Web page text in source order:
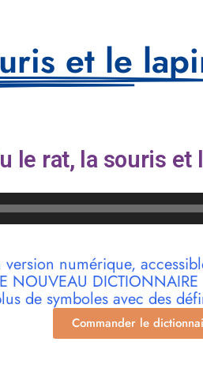
et le
le rat, la souris
numérique,
NOUVEAU
de symboles avec des
Commander le